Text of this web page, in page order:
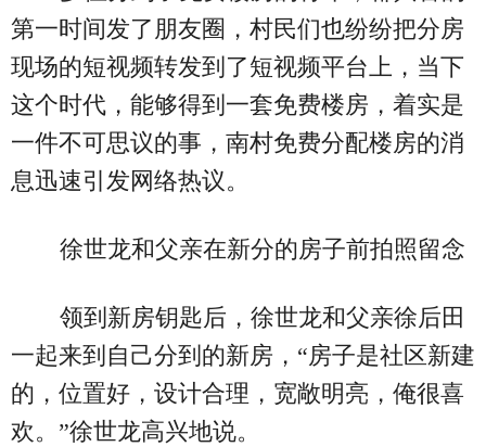
第一时间发了朋友圈，村民们也纷纷把分房
现场的短视频转发到了短视频平台上，当下
这个时代，能够得到一套免费楼房，着实是
一件不可思议的事，南村免费分配楼房的消
息迅速引发网络热议。
徐世龙和父亲在新分的房子前拍照留念
领到新房钥匙后，徐世龙和父亲徐后田
一起来到自己分到的新房，“房子是社区新建
的，位置好，设计合理，宽敞明亮，俺很喜
欢。”徐世龙高兴地说。